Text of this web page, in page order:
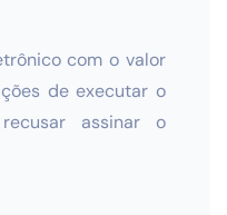
com o valor
de executar o
assinar o